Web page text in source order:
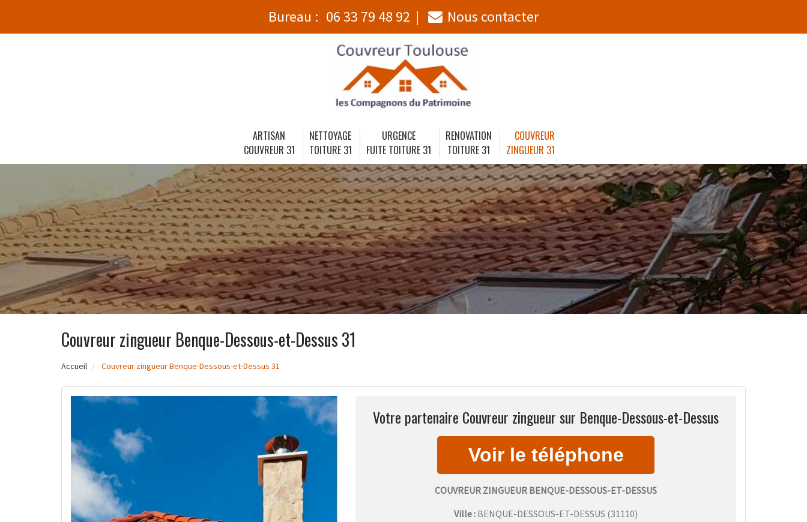
Bureau : 06 33 79 48 92 Nous contacter
ARTISAN
COUVREUR 31
NETTOYAGE
TOITURE 31
URGENCE
FUITE TOITURE 31
RENOVATION
TOITURE 31
COUVREUR
ZINGUEUR 31
Couvreur zingueur Benque-Dessous-et-Dessus 31
Accueil Couvreur zingueur Benque-Dessous-et-Dessus 31
Votre partenaire Couvreur zingueur sur Benque-Dessous-et-Dessus
COUVREUR ZINGUEUR BENQUE-DESSOUS-ET-DESSUS
Ville : BENQUE-DESSOUS-ET-DESSUS (31110)